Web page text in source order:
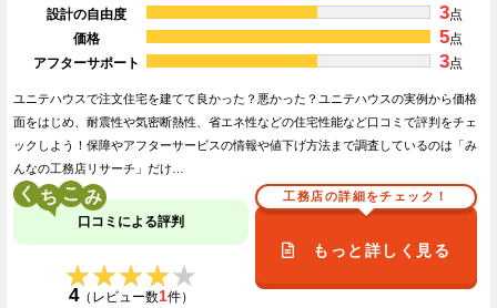
設計の自由度
3点
価格
5点
アフターサポート
3点
ユニテハウスで注文住宅を建てて良かった？悪かった？ユニテハウスの実例から価格
面をはじめ、耐震性や気密断熱性、省エネ性などの住宅性能など口コミで評判をチェ
ックしよう！保障やアフターサービスの情報や値下げ方法まで調査しているのは「み
んなの工務店リサーチ」だけ…
く こ
口コミによる評判
★★★★★
★★★★★
4（レビュー数1件）
工務店の詳細をチェック！
もっと詳しく見る